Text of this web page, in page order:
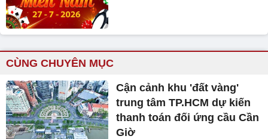
CÙNG CHUYÊN MỤC
Cận cảnh khu 'đất vàng'
trung tâm TP.HCM dự kiến
thanh toán đối ứng cầu Cần
Giờ